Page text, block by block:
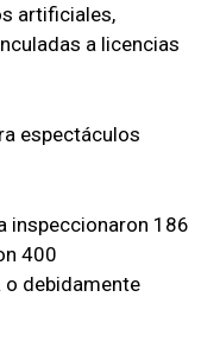
artificiales,
a licencias
espectáculos
inspeccionaron 186
400
o debidamente